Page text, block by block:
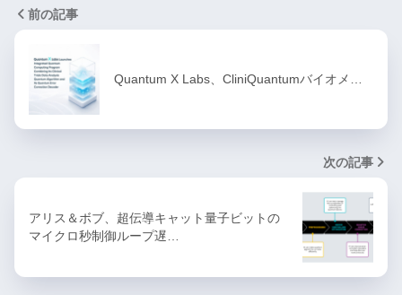
前の記事
Quantum X Labs、CliniQuantumバイオメ…
次の記事
アリス＆ボブ、超伝導キャット量子ビットの
マイクロ秒制御ループ遅…